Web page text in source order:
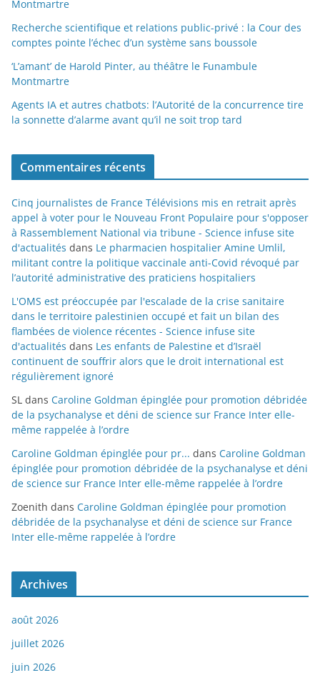
Montmartre
Recherche scientifique et relations public-privé : la Cour des
comptes pointe l’échec d’un système sans boussole
‘L’amant’ de Harold Pinter, au théâtre le Funambule
Montmartre
Agents IA et autres chatbots: l’Autorité de la concurrence tire
la sonnette d’alarme avant qu’il ne soit trop tard
Commentaires récents
Cinq journalistes de France Télévisions mis en retrait après
appel à voter pour le Nouveau Front Populaire pour s'opposer
à Rassemblement National via tribune - Science infuse site
d'actualités dans Le pharmacien hospitalier Amine Umlil,
militant contre la politique vaccinale anti-Covid révoqué par
l’autorité administrative des praticiens hospitaliers
L'OMS est préoccupée par l'escalade de la crise sanitaire
dans le territoire palestinien occupé et fait un bilan des
flambées de violence récentes - Science infuse site
d'actualités dans Les enfants de Palestine et d’Israël
continuent de souffrir alors que le droit international est
régulièrement ignoré
SL dans Caroline Goldman épinglée pour promotion débridée
de la psychanalyse et déni de science sur France Inter elle-
même rappelée à l’ordre
Caroline Goldman épinglée pour pr... dans Caroline Goldman
épinglée pour promotion débridée de la psychanalyse et déni
de science sur France Inter elle-même rappelée à l’ordre
Zoenith dans Caroline Goldman épinglée pour promotion
débridée de la psychanalyse et déni de science sur France
Inter elle-même rappelée à l’ordre
Archives
août 2026
juillet 2026
juin 2026